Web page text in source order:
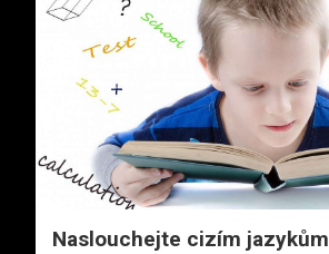
Naslouchejte cizím jazykům